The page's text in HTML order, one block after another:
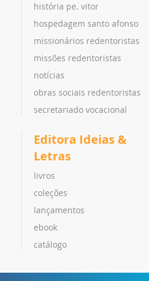
história pe. vitor
hospedagem santo afonso
missionários redentoristas
missões redentoristas
notícias
obras sociais redentoristas
secretariado vocacional
Editora Ideias &
Letras
livros
coleções
lançamentos
ebook
catálogo